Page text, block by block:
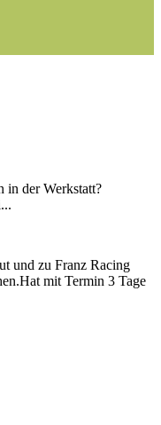
in der Werkstatt?
und zu Franz Racing
mit Termin 3 Tage